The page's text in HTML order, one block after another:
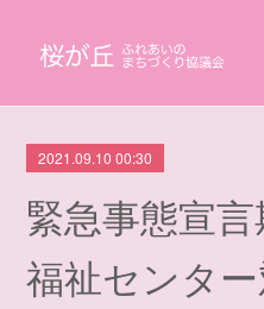
2021.09.10 00:30
緊急事態宣
福祉センタ